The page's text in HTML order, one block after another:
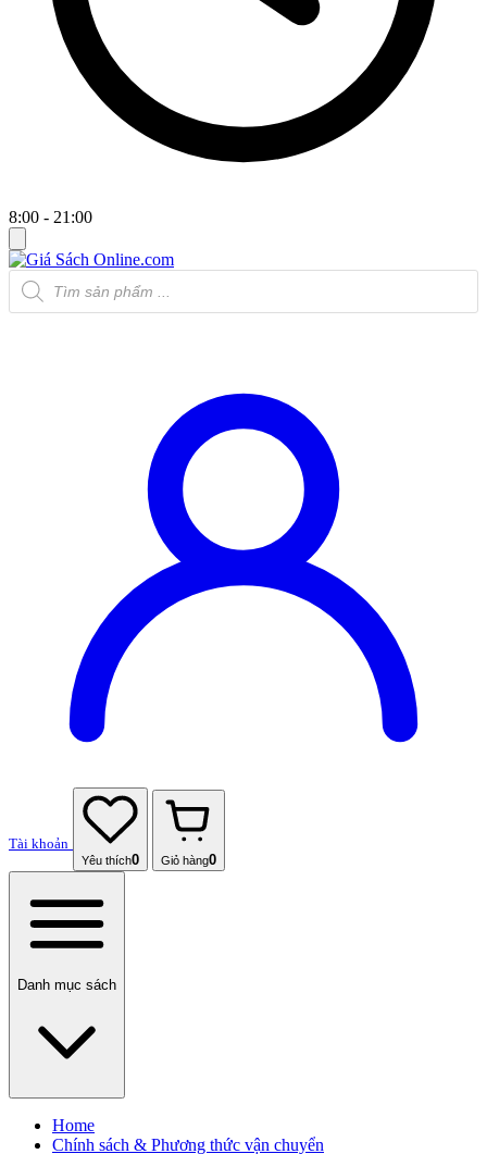
8:00 - 21:00
Tìm
kiếm
sản
Tài khoản
Yêu thích0 Giỏ hàng0
Danh mục sách
Home
Chính sách & Phương thức vận chuyển